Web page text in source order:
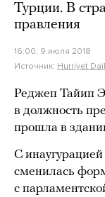
Турции. В
правления
16:00, 9 июля 2018
Источник: Hurriyet
Реджеп Тайип
в должность
прошла в
С
сменилась
с